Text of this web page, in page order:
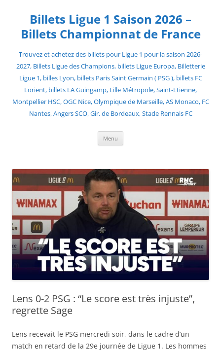
contentBillets Ligue 1 Saison 2026 –
Billets Championnat de France
Trouvez et achetez des billets pour Ligue 1 pour la saison 2026-
2027, Billets Ligue des Champions, billets Ligue Europa, Billetterie
Ligue 1, billes Lyon, billets Paris Saint Germain ( PSG ), billets FC
Lorient, billets EA Guingamp, Lille Métropole, Saint-Etienne,
Montpellier HSC, OGC Nice, Olympique de Marseille, AS Monaco, FC
Nantes, Angers SCO, Gir. de Bordeaux, Stade Rennais FC
Menu
Lens 0-2 PSG : “Le score est très injuste”,
regrette Sage
Lens recevait le PSG mercredi soir, dans le cadre d’un
match en retard de la 29e journée de Ligue 1. Les hommes